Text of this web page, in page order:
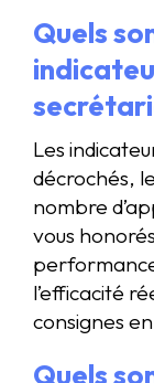
Quels
Les
décrochés,
nombre
vous
l’efficacité
consignes
Quels